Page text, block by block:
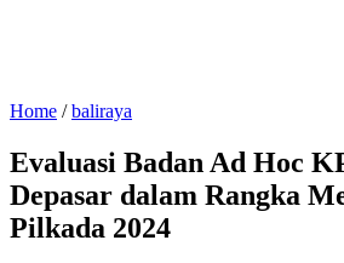
Home /baliraya
Evaluasi Badan Ad Hoc
Depasar dalam Rangka
Pilkada 2024